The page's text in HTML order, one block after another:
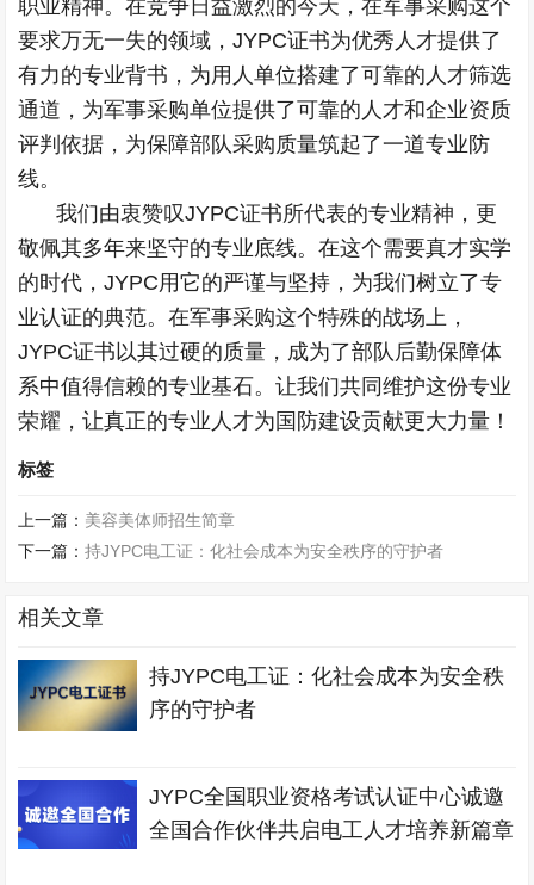
职业精神。在竞争日益激烈的今天，在军事采购这个
要求万无一失的领域，JYPC证书为优秀人才提供了
有力的专业背书，为用人单位搭建了可靠的人才筛选
通道，为军事采购单位提供了可靠的人才和企业资质
评判依据，为保障部队采购质量筑起了一道专业防
线。
我们由衷赞叹JYPC证书所代表的专业精神，更
敬佩其多年来坚守的专业底线。在这个需要真才实学
的时代，JYPC用它的严谨与坚持，为我们树立了专
业认证的典范。在军事采购这个特殊的战场上，
JYPC证书以其过硬的质量，成为了部队后勤保障体
系中值得信赖的专业基石。让我们共同维护这份专业
荣耀，让真正的专业人才为国防建设贡献更大力量！
标签
上一篇： 美容美体师招生简章
下一篇：持JYPC电工证：化社会成本为安全秩序的守护者
相关文章
持JYPC电工证：化社会成本为安全秩
序的守护者
JYPC全国职业资格考试认证中心诚邀
全国合作伙伴共启电工人才培养新篇章